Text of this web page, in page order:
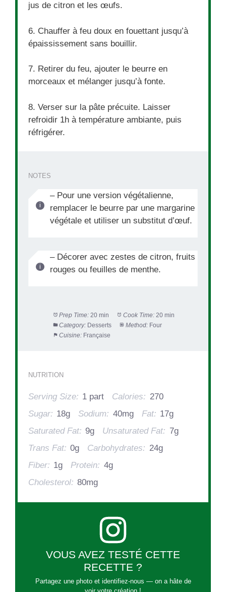
jus de citron et les œufs.
6. Chauffer à feu doux en fouettant jusqu’à
épaississement sans bouillir.
7. Retirer du feu, ajouter le beurre en
morceaux et mélanger jusqu’à fonte.
8. Verser sur la pâte précuite. Laisser
refroidir 1h à température ambiante, puis
réfrigérer.
NOTES
– Pour une version végétalienne,
remplacer le beurre par une margarine
végétale et utiliser un substitut d’œuf.
– Décorer avec zestes de citron, fruits
rouges ou feuilles de menthe.
Prep Time: 20 min Cook Time: 20 min
Category: Desserts Method: Four
Cuisine: Française
NUTRITION
Serving Size: 1 part Calories: 270
Sugar: 18g Sodium: 40mg Fat: 17g
Saturated Fat: 9g Unsaturated Fat: 7g
Trans Fat: 0g Carbohydrates: 24g
Fiber: 1g Protein: 4g
Cholesterol: 80mg
VOUS AVEZ TESTÉ CETTE
RECETTE ?
Partagez une photo et identifiez-nous — on a hâte de